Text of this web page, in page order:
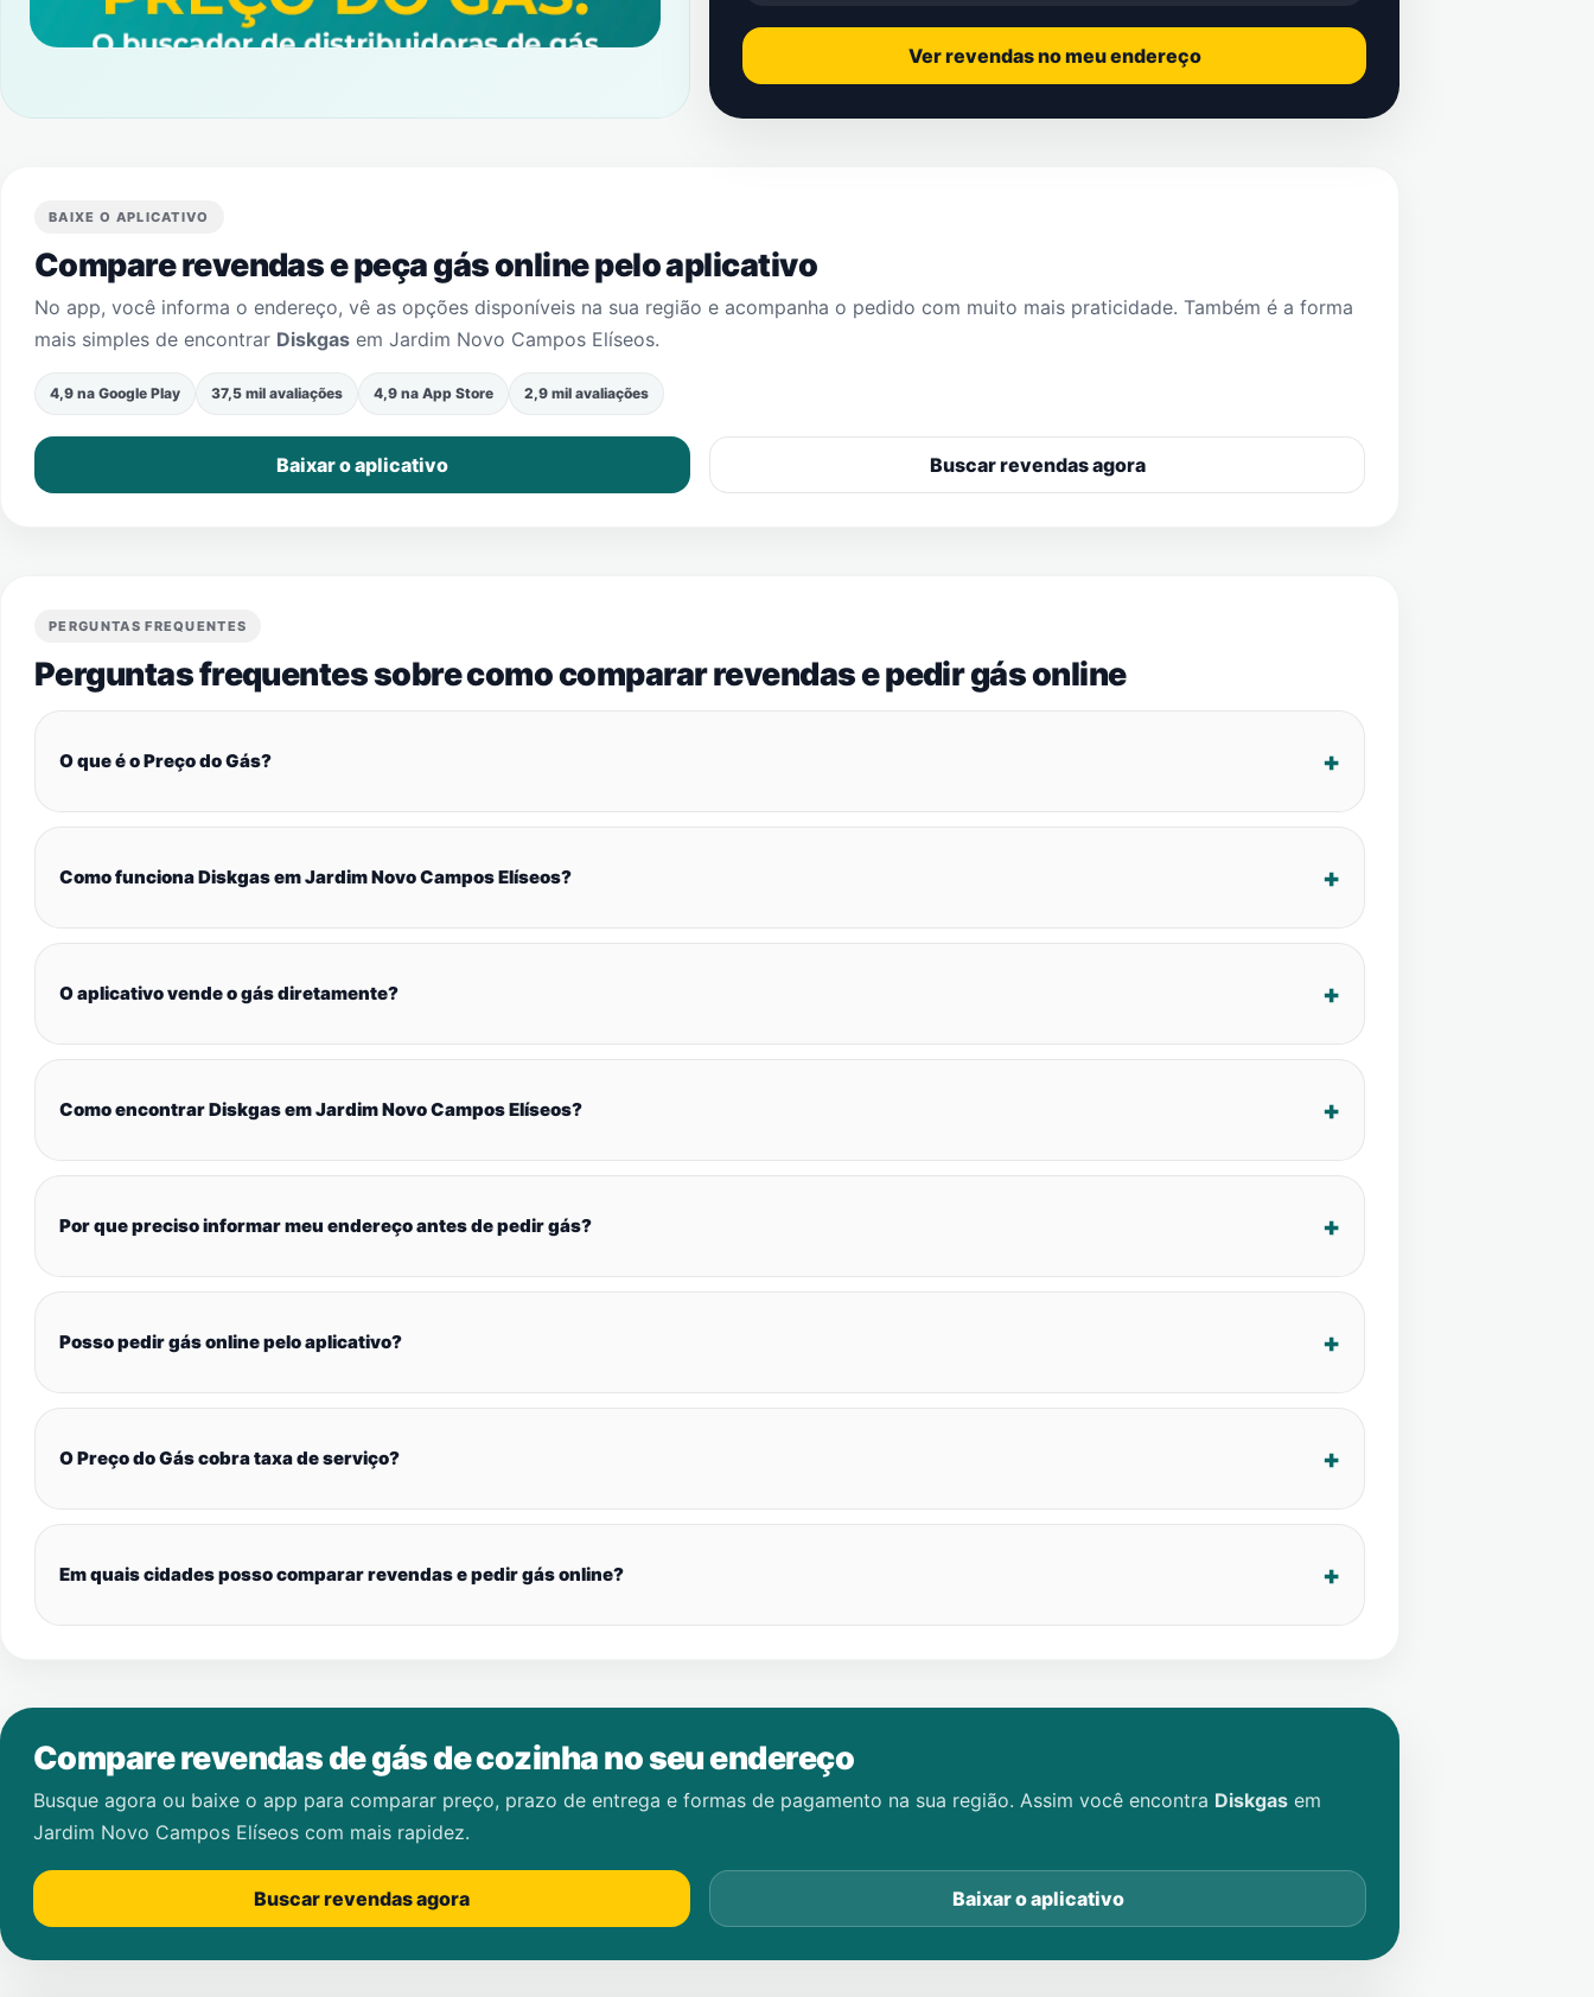
Ver revendas no meu endereço
BAIXE O APLICATIVO
Compare revendas e peça gás online pelo aplicativo
No app, você informa o endereço, vê as opções disponíveis na sua região e acompanha o pedido com muito mais praticidade. Também é a forma
mais simples de encontrar Diskgas em Jardim Novo Campos Elíseos.
4,9 na Google Play 37,5 mil avaliações 4,9 na App Store 2,9 mil avaliações
Baixar o aplicativo Buscar revendas agora
PERGUNTAS FREQUENTES
Perguntas frequentes sobre como comparar revendas e pedir gás online
O que é o Preço do Gás?
Como funciona Diskgas em Jardim Novo Campos Elíseos?
O aplicativo vende o gás diretamente?
Como encontrar Diskgas em Jardim Novo Campos Elíseos?
Por que preciso informar meu endereço antes de pedir gás?
Posso pedir gás online pelo aplicativo?
O Preço do Gás cobra taxa de serviço?
Em quais cidades posso comparar revendas e pedir gás online?
Compare revendas de gás de cozinha no seu endereço
Busque agora ou baixe o app para comparar preço, prazo de entrega e formas de pagamento na sua região. Assim você encontra Diskgas em
Jardim Novo Campos Elíseos com mais rapidez.
Buscar revendas agora Baixar o aplicativo